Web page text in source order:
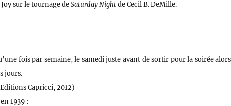
sur le tournage deSaturday Nightde Cecil B. DeMille.
fois par semaine, le samedi juste avant de sortir pour la soirée alors
jours.
Capricci, 2012)
1939 :